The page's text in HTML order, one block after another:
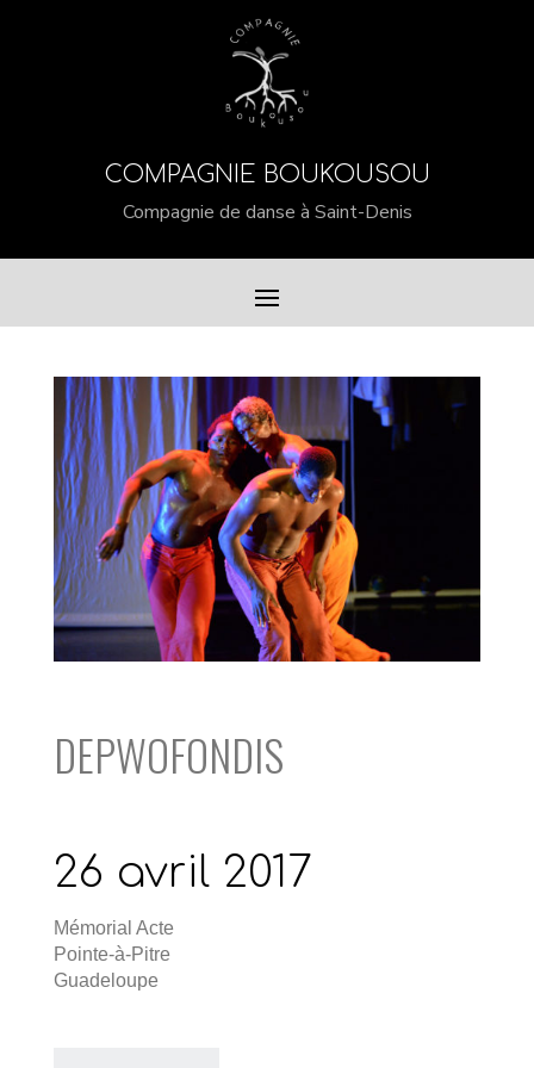
COMPAGNIE BOUKOUSOU
Compagnie de danse à Saint-Denis
DEPWOFONDIS
26 avril 2017
Mémorial Acte
Pointe-à-Pitre
Guadeloupe